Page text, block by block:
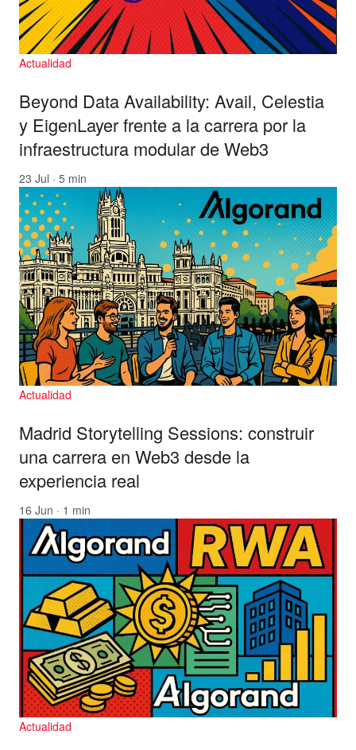
Actualidad
Beyond Data Availability: Avail, Celestia
y EigenLayer frente a la carrera por la
infraestructura modular de Web3
23 Jul · 5 min
Actualidad
Madrid Storytelling Sessions: construir
una carrera en Web3 desde la
experiencia real
16 Jun · 1 min
Actualidad